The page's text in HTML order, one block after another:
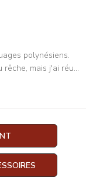
polynésiens.
rêche, mais j'ai réu...